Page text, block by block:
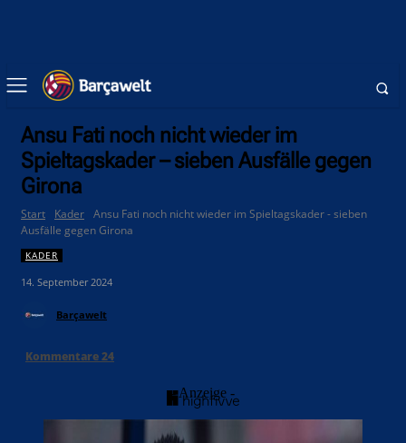
Ansu Fati noch nicht wieder im
Spieltagskader – sieben Ausfälle gegen
Girona
Start Kader Ansu Fati noch nicht wieder im Spieltagskader - sieben
Ausfälle gegen Girona
KADER
14. September 2024
Barçawelt
Kommentare24
- Anzeige -